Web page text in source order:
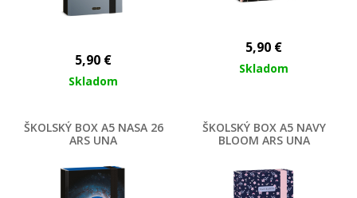
5,90 €
Skladom
5,90 €
Skladom
ŠKOLSKÝ BOX A5 NASA 26
ARS UNA
ŠKOLSKÝ BOX A5 NAVY
BLOOM ARS UNA